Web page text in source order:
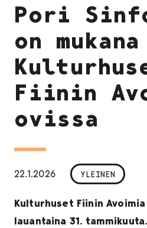
Pori
on mukana
Fiinin
ovissa
22.1.2026 YLEINEN
Kulturhuset Fiinin
lauantaina 31. tammikuuta.